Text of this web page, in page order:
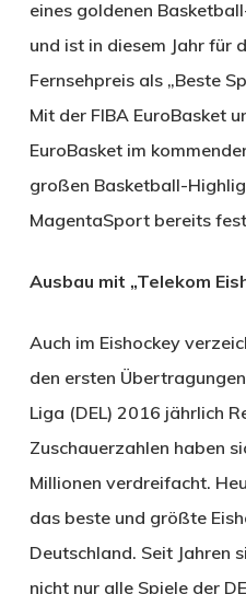
eines goldenen
und ist in diesem Jahr für
Fernsehpreis als „Beste
Mit der FIBA EuroBasket
EuroBasket im
großen Basketball-
MagentaSport bereits
Ausbau mit „Telekom
Auch im Eishockey
den ersten
Liga (DEL) 2016 jährlich
Zuschauerzahlen haben
Millionen verdreifacht.
das beste und größte
Deutschland. Seit Jahren
nicht nur alle Spiele der